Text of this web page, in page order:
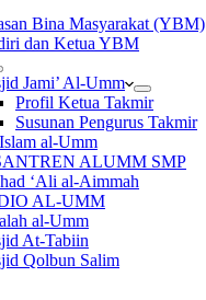
Bina Masyarakat (YBM)
dan Ketua YBM
Jami’ Al-Umm
Profil Ketua Takmir
Susunan Pengurus Takmir
al-Umm
ALUMM SMP
‘Ali al-Aimmah
AL-UMM
al-Umm
At-Tabiin
Qolbun Salim